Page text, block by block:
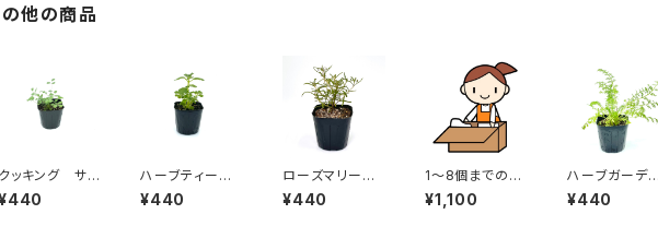
他の商品
クッキング サラ
バーネット
ハーブティー
アロマティカス
¥440
ローズマリー
マリンブルー
¥440
1〜8個までの梱
包セット✳︎8個ま
では必ず必要
¥1,100
ハーブガーデ
ン ヤロウホワ
イト
¥440